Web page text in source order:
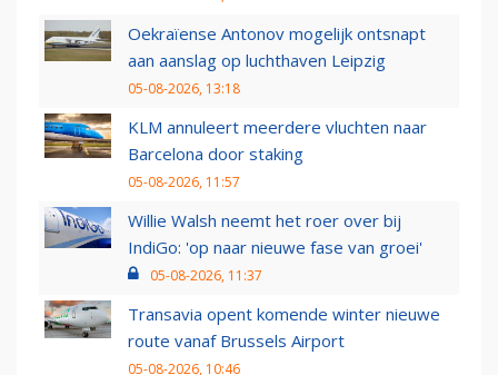
Oekraïense Antonov mogelijk ontsnapt
aan aanslag op luchthaven Leipzig
05-08-2026, 13:18
KLM annuleert meerdere vluchten naar
Barcelona door staking
05-08-2026, 11:57
Willie Walsh neemt het roer over bij
IndiGo: 'op naar nieuwe fase van groei'
05-08-2026, 11:37
Transavia opent komende winter nieuwe
route vanaf Brussels Airport
05-08-2026, 10:46